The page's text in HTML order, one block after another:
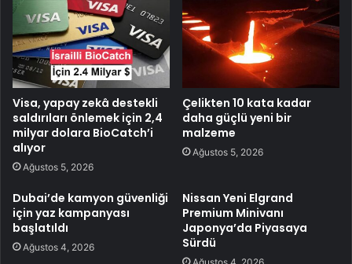
Visa, yapay zekâ destekli
saldırıları önlemek için 2,4
milyar dolara BioCatch’i
alıyor
Ağustos 5, 2026
Çelikten 10 kata kadar
daha güçlü yeni bir
malzeme
Ağustos 5, 2026
Dubai’de kamyon güvenliği
için yaz kampanyası
başlatıldı
Ağustos 4, 2026
Nissan Yeni Elgrand
Premium Minivanı
Japonya’da Piyasaya
Sürdü